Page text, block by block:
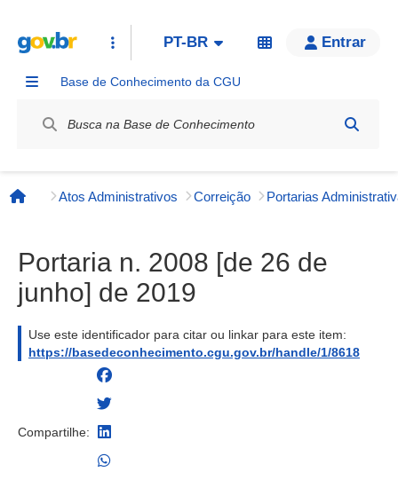
PT-BR Entrar
Base de Conhecimento da CGU
Página inicial
Atos Administrativos Correição
Portaria n. 2008 [de 26 de
junho] de 2019
Use este identificador para citar ou linkar para este item:
https://basedeconhecimento.cgu.gov.br/handle/1/8618
Compartilhe: